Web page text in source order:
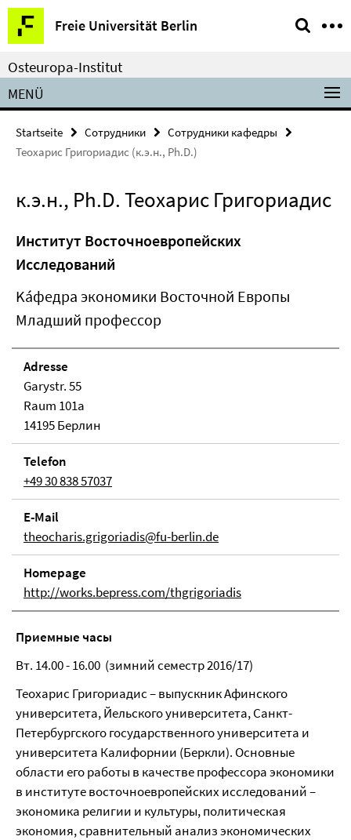
Springe
direkt
zu
Inhalt
Freie Universität Berlin
Service-
Navigation
Osteuropa-Institut
MENÜ
Startseite Сотрудники
Сотрудники кафедры
Теохарис Григориадис (к.э.н., Ph.D.)
к.э.н., Ph.D. Теохарис Григориадис
Институт Восточноевропейских
Исследований
Kа́федра экономики Восточной Европы
Младший профессор
Adresse
Garystr. 55
Raum 101a
14195 Берлин
Telefon
+49 30 838 57037
E-Mail
theocharis.grigoriadis@fu-berlin.de
Homepage
http://works.bepress.com/thgrigoriadis
Приемные часы
Вт. 14.00 - 16.00 (зимний семестр 2016/17)
Теохарис Григориадис – выпускник Афинского
университета, Йельского университета, Санкт-
Петербургского государственного университета и
университета Калифорнии (Беркли). Основные
области его работы в качестве профессора экономики
в институте восточноевропейских исследований –
экономика религии и культуры, политическая
экономия, сравнительный анализ экономических